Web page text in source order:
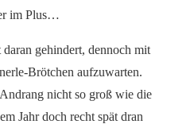
im Plus…
gehindert, dennoch mit
Brötchen aufzuwarten.
nicht so groß wie die
Jahr doch recht spät dran